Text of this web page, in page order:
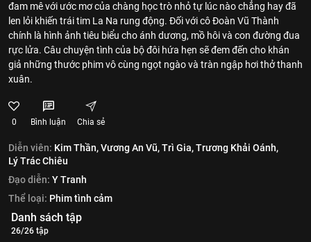
đam mê với ước mơ của chàng học trò nhỏ tự lúc nào chẳng hay đã
len lỏi khiến trái tim La Na rung động. Đối với cô Đoàn Vũ Thành
chính là hình ảnh tiêu biểu cho ánh dương, mồ hôi và con đường đua
rực lửa. Câu chuyện tình của bộ đôi hứa hẹn sẽ đem đến cho khán
giả những thước phim vô cùng ngọt ngào và tràn ngập hơi thở thanh
xuân.
0 Bình luận Chia sẻ
Diễn viên: Kim Thần,Vương An Vũ,Trì Gia,Trương Khải Oánh,
Lý Trác Chiêu
Đạo diễn: Y Tranh
Thể loại: Phim tình cảm
Danh sách tập
26/26 tập